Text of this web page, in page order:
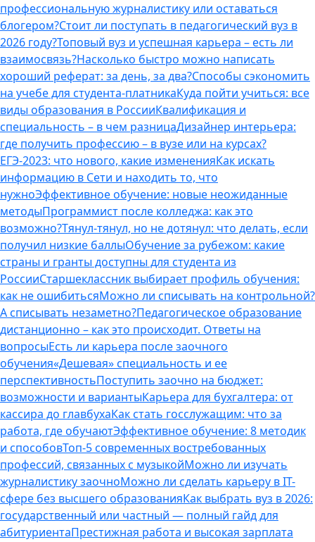
профессиональную журналистику или оставаться
блогером?Стоит ли поступать в педагогический вуз в
2026 году?Топовый вуз и успешная карьера – есть ли
взаимосвязь?Насколько быстро можно написать
хороший реферат: за день, за два?Способы сэкономить
на учебе для студента-платникаКуда пойти учиться: все
виды образования в РоссииКвалификация и
специальность – в чем разницаДизайнер интерьера:
где получить профессию – в вузе или на курсах?
ЕГЭ-2023: что нового, какие измененияКак искать
информацию в Сети и находить то, что
нужноЭффективное обучение: новые неожиданные
методыПрограммист после колледжа: как это
возможно?Тянул-тянул, но не дотянул: что делать, если
получил низкие баллыОбучение за рубежом: какие
страны и гранты доступны для студента из
РоссииСтаршеклассник выбирает профиль обучения:
как не ошибитьсяМожно ли списывать на контрольной?
А списывать незаметно?Педагогическое образование
дистанционно – как это происходит. Ответы на
вопросыЕсть ли карьера после заочного
обучения«Дешевая» специальность и ее
перспективностьПоступить заочно на бюджет:
возможности и вариантыКарьера для бухгалтера: от
кассира до главбухаКак стать госслужащим: что за
работа, где обучаютЭффективное обучение: 8 методик
и способовТоп-5 современных востребованных
профессий, связанных с музыкойМожно ли изучать
журналистику заочноМожно ли сделать карьеру в IT-
сфере без высшего образованияКак выбрать вуз в 2026:
государственный или частный — полный гайд для
абитуриентаПрестижная работа и высокая зарплата